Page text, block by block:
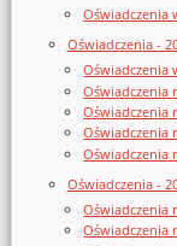
Oświadczenia
Oświadczenia -
Oświadczenia
Oświadczenia
Oświadczenia
Oświadczenia
Oświadczenia
Oświadczenia -
Oświadczenia
Oświadczenia